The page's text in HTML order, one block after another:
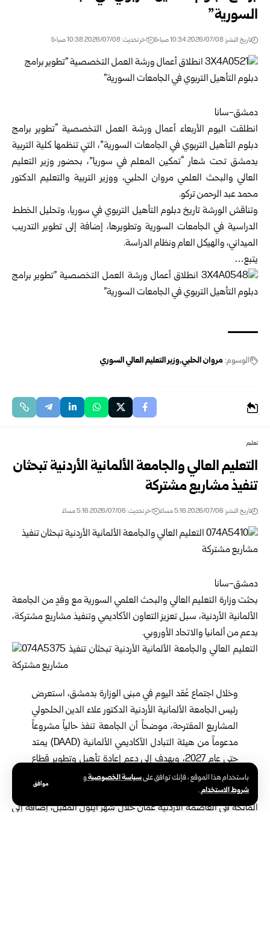
باستخدام هذا الموقع ، فإنك توافق علىسياسة الخصوصيةو
شروط الاستخدام.
موافق
السورية”
تاريخ النشر: 2026/07/08 10:34 صباحًا اخر تحديث: 2026/07/08 10:38 صباحًا
دمشق-سانا
انطلقت اليوم الأربعاء أعمال ورشة العمل التخصصية “تطوير برامج
دبلوم التأهيل التربوي في الجامعات السورية”، التي تنظمها كلية التربية
بدمشق تحت شعار “تمكين المعلم في سوريا”، بحضور وزير التعليم
العالي والبحث العلمي مروان الحلبي، ووزير التربية والتعليم الدكتور
محمد عبد الرحمن تركو.
وتناقش الورشة تاريخ دبلوم التأهيل التربوي في سوريا، وتحليل الخطط
الدراسية في الجامعات السورية وتطويرها، إضافة إلى تطوير التدريب
الميداني، والهيكل العام ونظام الدراسة.
يتبع…
الوسوم: مروان الحلبي وزير التعليم العالي السوري
تعليم
التعليم العالي والجامعة الألمانية الأردنية تبحثان
تنفيذ مشاريع مشتركة
تاريخ النشر: 2026/07/06 5:16 مساءً اخر تحديث: 2026/07/06 5:16 مساءً
دمشق-سانا
بحثتوزارة التعليم العالي والبحث العلمي السوريةمع وفدٍ من الجامعة
الألمانية الأردنية، سبل تعزيز التعاون الأكاديمي وتنفيذ مشاريع مشتركة،
بدعم من ألمانيا والاتحاد الأوروبي.
وخلال اجتماع عُقد اليوم في مبنى الوزارة بدمشق، استعرض
رئيس الجامعة الألمانية الأردنية الدكتور علاء الدين الحلحولي
المشاريع المقترحة، موضحاً أن الجامعة تنفذ حالياً مشروعاً
مدعوماً من هيئة التبادل الأكاديمي الألمانية (DAAD) يمتد
حتى عام 2027، ويهدف إلى دعم إعادة تأهيل وتطوير قطاع
التعليم العالي في سوريا.
وناقش الجانبان التحضير لعدد من الفعاليات، أبرزها مؤتمر للجهات
المانحة في العاصمة الأردنية عمّان خلال شهر أيلول المقبل، إضافةً إلى